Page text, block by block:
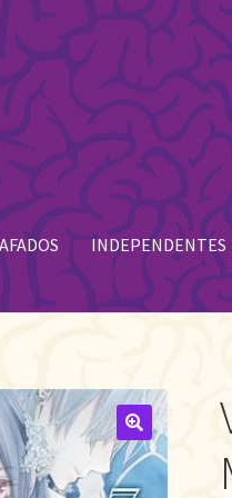
INDEPENDENTES
🔍